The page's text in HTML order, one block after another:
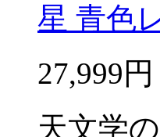
星 青色
27,999円
天文学